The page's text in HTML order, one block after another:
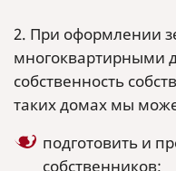
2. При оформлении
многоквартирными
собственность
таких домах мы
подготовить и
собственников;